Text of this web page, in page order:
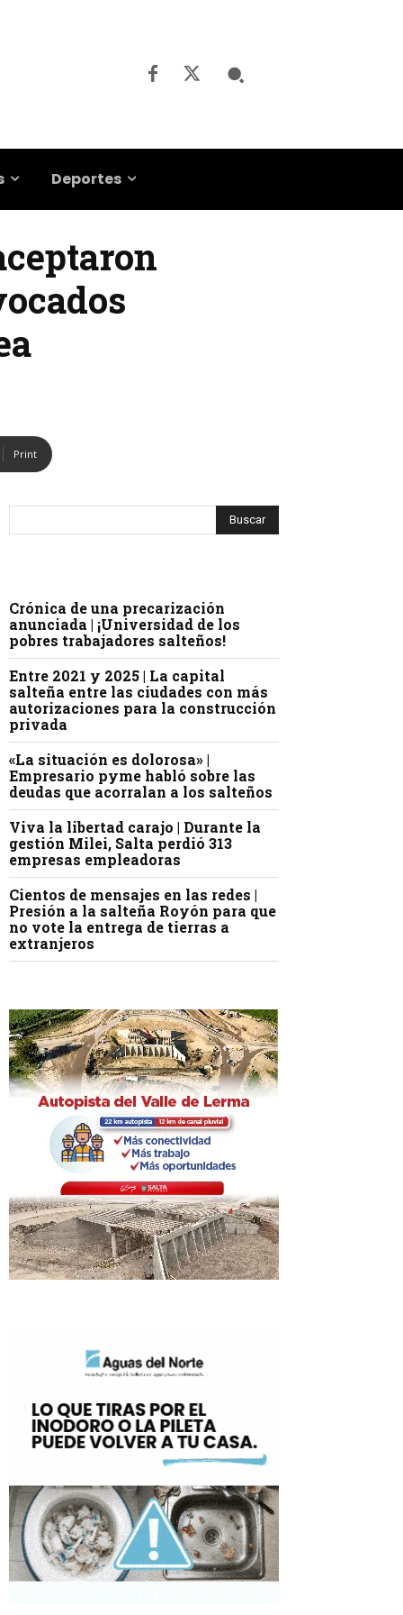
Deportes
Print
Crónica de una precarización
anunciada | ¡Universidad de los
pobres trabajadores salteños!
Entre 2021 y 2025 | La capital
salteña entre las ciudades con más
autorizaciones para la construcción
privada
«La situación es dolorosa» |
Empresario pyme habló sobre las
deudas que acorralan a los salteños
Viva la libertad carajo | Durante la
gestión Milei, Salta perdió 313
empresas empleadoras
Cientos de mensajes en las redes |
Presión a la salteña Royón para que
no vote la entrega de tierras a
extranjeros